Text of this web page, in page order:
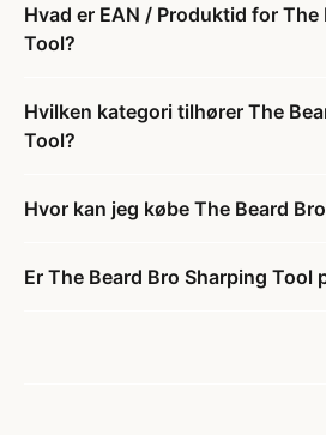
Hvad er EAN / Produktid for The
Tool?
Hvilken kategori tilhører The
Tool?
Hvor kan jeg købe The Beard
Er The Beard Bro Sharping Tool